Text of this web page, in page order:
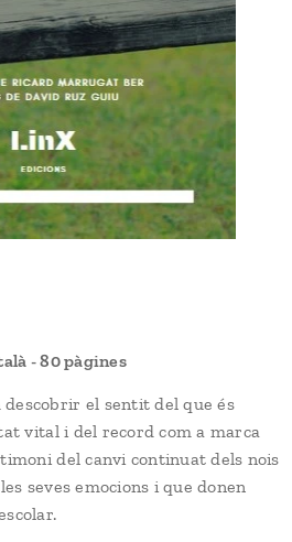
- 80 pàgines
el sentit del que és
vital i del record com a marca
del canvi continuat dels nois
seves emocions i que donen